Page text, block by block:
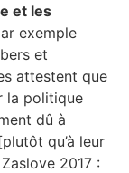
et les
exemple
et
attestent que
la politique
dû à
qu’à leur
2017 :